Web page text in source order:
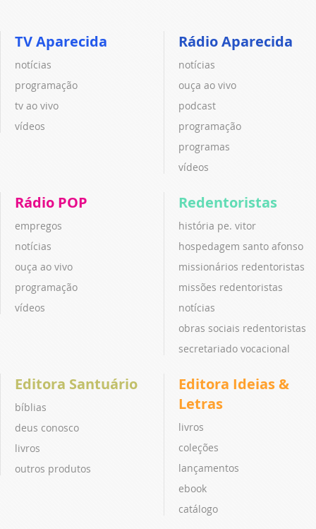
TV Aparecida
notícias
programação
tv ao vivo
vídeos
Rádio Aparecida
notícias
ouça ao vivo
podcast
programação
programas
vídeos
Rádio POP
empregos
notícias
ouça ao vivo
programação
vídeos
Redentoristas
história pe. vitor
hospedagem santo afonso
missionários redentoristas
missões redentoristas
notícias
obras sociais redentoristas
secretariado vocacional
Editora Santuário
bíblias
deus conosco
livros
outros produtos
Editora Ideias &
Letras
livros
coleções
lançamentos
ebook
catálogo